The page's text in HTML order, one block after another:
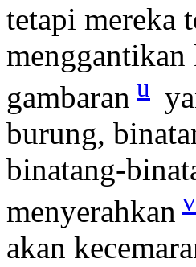
tetapi mereka
gambaran u
burung,
binatang-
menyerahkan v
akan